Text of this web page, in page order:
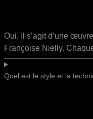
Oui. Il s’agit d’une
Françoise Nielly.
Quel est le style et la